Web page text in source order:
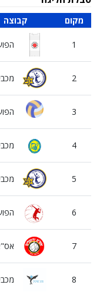
קבוצה מקום
1
2
3
4
5
6
7
8